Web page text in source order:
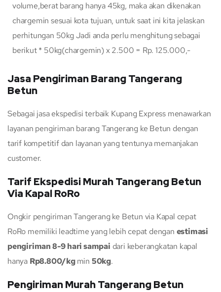
volume,berat barang hanya 45kg, maka akan dikenakan
chargemin sesuai kota tujuan, untuk saat ini kita jelaskan
perhitungan 50kg Jadi anda perlu menghitung sebagai
berikut * 50kg(chargemin) x 2.500 = Rp. 125.000,-
Jasa Pengiriman Barang Tangerang
Betun
Sebagai jasa ekspedisi terbaik Kupang Express menawarkan
layanan pengiriman barang Tangerang ke Betun dengan
tarif kompetitif dan layanan yang tentunya memanjakan
customer.
Tarif Ekspedisi Murah Tangerang Betun
Via Kapal RoRo
Ongkir pengiriman Tangerang ke Betun via Kapal cepat
RoRo memiliki leadtime yang lebih cepat dengan estimasi
pengiriman 8-9 hari sampai dari keberangkatan kapal
hanya Rp8.800/kgmin 50kg.
Pengiriman Murah Tangerang Betun